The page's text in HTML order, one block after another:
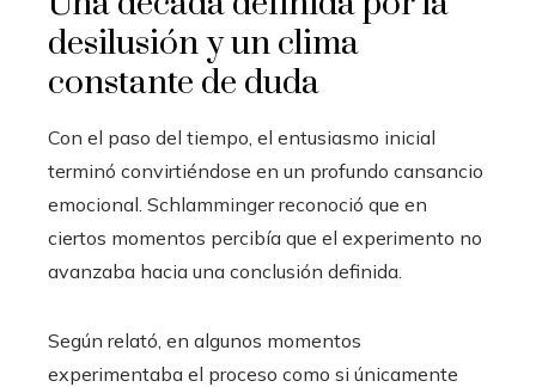
desilusión y un clima
constante de duda
Con el paso del tiempo, el entusiasmo inicial
terminó convirtiéndose en un profundo cansancio
emocional. Schlamminger reconoció que en
ciertos momentos percibía que el experimento no
avanzaba hacia una conclusión definida.
Según relató, en algunos momentos
experimentaba el proceso como si únicamente